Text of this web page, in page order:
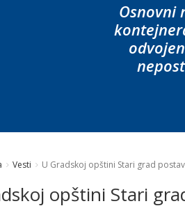
Osnovni
Vesti U Gradskoj opštini Stari grad
opštini Stari